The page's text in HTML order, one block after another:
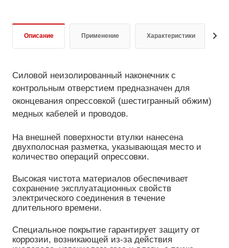
Описание Применение Характеристики
Силовой неизолированный наконечник с
контрольным отверстием предназначен для
оконцевания опрессовкой (шестигранный обжим)
медных кабелей и проводов.
На внешней поверхности втулки нанесена
двухполосная разметка, указывающая место и
количество операций опрессовки.
Высокая чистота материалов обеспечивает
сохранение эксплуатационных свойств
электрического соединения в течение
длительного времени.
Специальное покрытие гарантирует защиту от
коррозии, возникающей из-за действия